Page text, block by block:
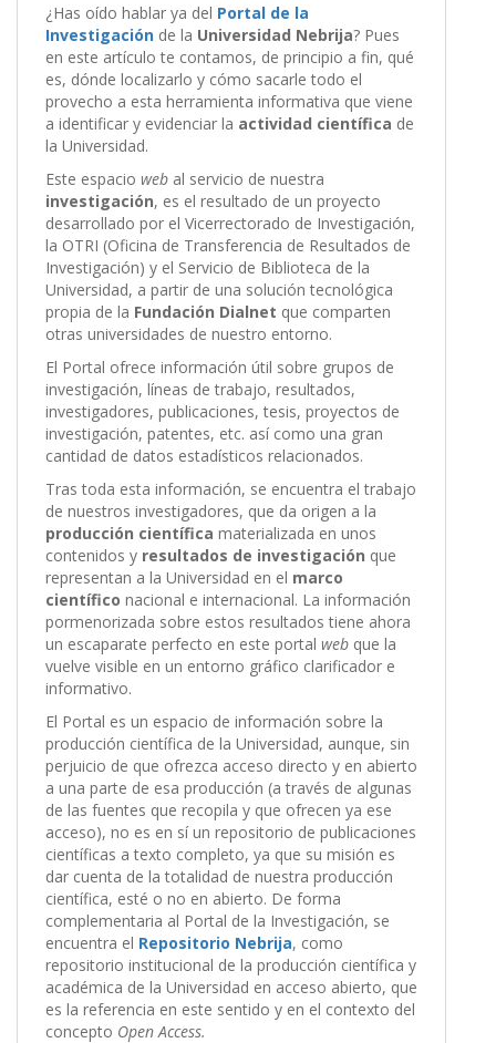
¿Has oído hablar ya del Portal de la
Investigación de la Universidad Nebrija? Pues
en este artículo te contamos, de principio a fin, qué
es, dónde localizarlo y cómo sacarle todo el
provecho a esta herramienta informativa que viene
a identificar y evidenciar la actividad científica de
la Universidad.
Este espacio web al servicio de nuestra
investigación, es el resultado de un proyecto
desarrollado por el Vicerrectorado de Investigación,
la OTRI (Oficina de Transferencia de Resultados de
Investigación) y el Servicio de Biblioteca de la
Universidad, a partir de una solución tecnológica
propia de la Fundación Dialnet que comparten
otras universidades de nuestro entorno.
El Portal ofrece información útil sobre grupos de
investigación, líneas de trabajo, resultados,
investigadores, publicaciones, tesis, proyectos de
investigación, patentes, etc. así como una gran
cantidad de datos estadísticos relacionados.
Tras toda esta información, se encuentra el trabajo
de nuestros investigadores, que da origen a la
producción científica materializada en unos
contenidos y resultados de investigación que
representan a la Universidad en el marco
científico nacional e internacional. La información
pormenorizada sobre estos resultados tiene ahora
un escaparate perfecto en este portal web que la
vuelve visible en un entorno gráfico clarificador e
informativo.
El Portal es un espacio de información sobre la
producción científica de la Universidad, aunque, sin
perjuicio de que ofrezca acceso directo y en abierto
a una parte de esa producción (a través de algunas
de las fuentes que recopila y que ofrecen ya ese
acceso), no es en sí un repositorio de publicaciones
científicas a texto completo, ya que su misión es
dar cuenta de la totalidad de nuestra producción
científica, esté o no en abierto. De forma
complementaria al Portal de la Investigación, se
encuentra el Repositorio Nebrija, como
repositorio institucional de la producción científica y
académica de la Universidad en acceso abierto, que
es la referencia en este sentido y en el contexto del
concepto Open Access.